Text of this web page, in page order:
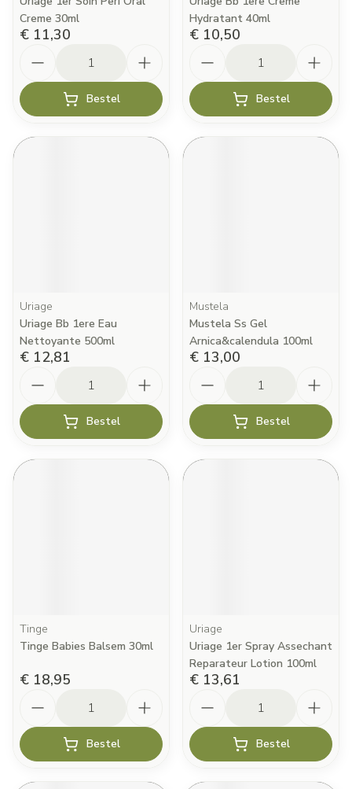
Creme 30ml
€ 11,30
Bestel
Hydratant 40ml
€ 10,50
Bestel
Uriage
Uriage Bb 1ere Eau
Nettoyante 500ml
€ 12,81
Bestel
Mustela
Mustela Ss Gel
Arnica&calendula 100ml
€ 13,00
Bestel
Tinge
Tinge Babies Balsem 30ml
€ 18,95
Bestel
Uriage
Uriage 1er Spray Assechant
Reparateur Lotion 100ml
€ 13,61
Bestel